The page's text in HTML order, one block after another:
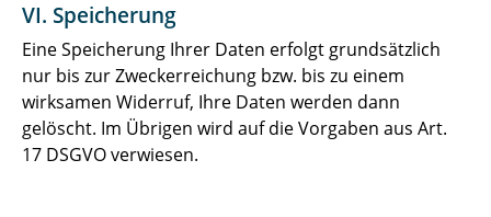
VI. Speicherung
Eine Speicherung Ihrer Daten erfolgt grundsätzlich
nur bis zur Zweckerreichung bzw. bis zu einem
wirksamen Widerruf, Ihre Daten werden dann
gelöscht. Im Übrigen wird auf die Vorgaben aus Art.
17 DSGVO verwiesen.